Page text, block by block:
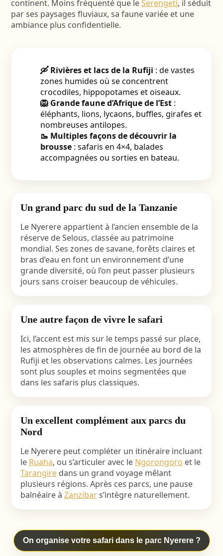
continent. Moins fréquenté que leSerengeti, il séduit
par ses paysages fluviaux, sa faune variée et une
ambiance plus confidentielle.
🛶 Rivières et lacs de la Rufiji : de vastes
zones humides où se concentrent
crocodiles, hippopotames et oiseaux.
🦁 Grande faune d’Afrique de l’Est :
éléphants, lions, lycaons, buffles, girafes et
nombreuses antilopes.
🥾 Multiples façons de découvrir la
brousse : safaris en 4×4, balades
accompagnées ou sorties en bateau.
Un grand parc du sud de la Tanzanie
Le Nyerere appartient à l’ancien ensemble de la
réserve de Selous, classée au patrimoine
mondial. Ses zones de savane, forêts claires et
bras d’eau en font un environnement d’une
grande diversité, où l’on peut passer plusieurs
jours sans croiser beaucoup de véhicules.
Une autre façon de vivre le safari
Ici, l’accent est mis sur le temps passé sur place,
les atmosphères de fin de journée au bord de la
Rufiji et les observations calmes. Les journées
sont plus souples et moins segmentées que
dans les safaris plus classiques.
Un excellent complément aux parcs du
Nord
Le Nyerere peut compléter un itinéraire incluant
le Ruaha, ou s’articuler avec le Ngorongoro et le
Tarangiredans un grand voyage mêlant
plusieurs régions. Après ces parcs, une pause
balnéaire à Zanzibars’intègre naturellement.
On organise votre safari dans le parc Nyerere ?